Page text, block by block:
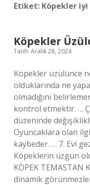
Etiket: Köpekler iyi
Köpekler
Tarih: Aralık 28, 2024
Köpekler üzülünce
olduklarında ne
olmadığını
kontrol etmektir. …
düzeninde
Oyuncaklara olan
kaybeder. … 7. Evi
Köpeklerin üzgün
KÖPEK TEMASTAN
dinamik